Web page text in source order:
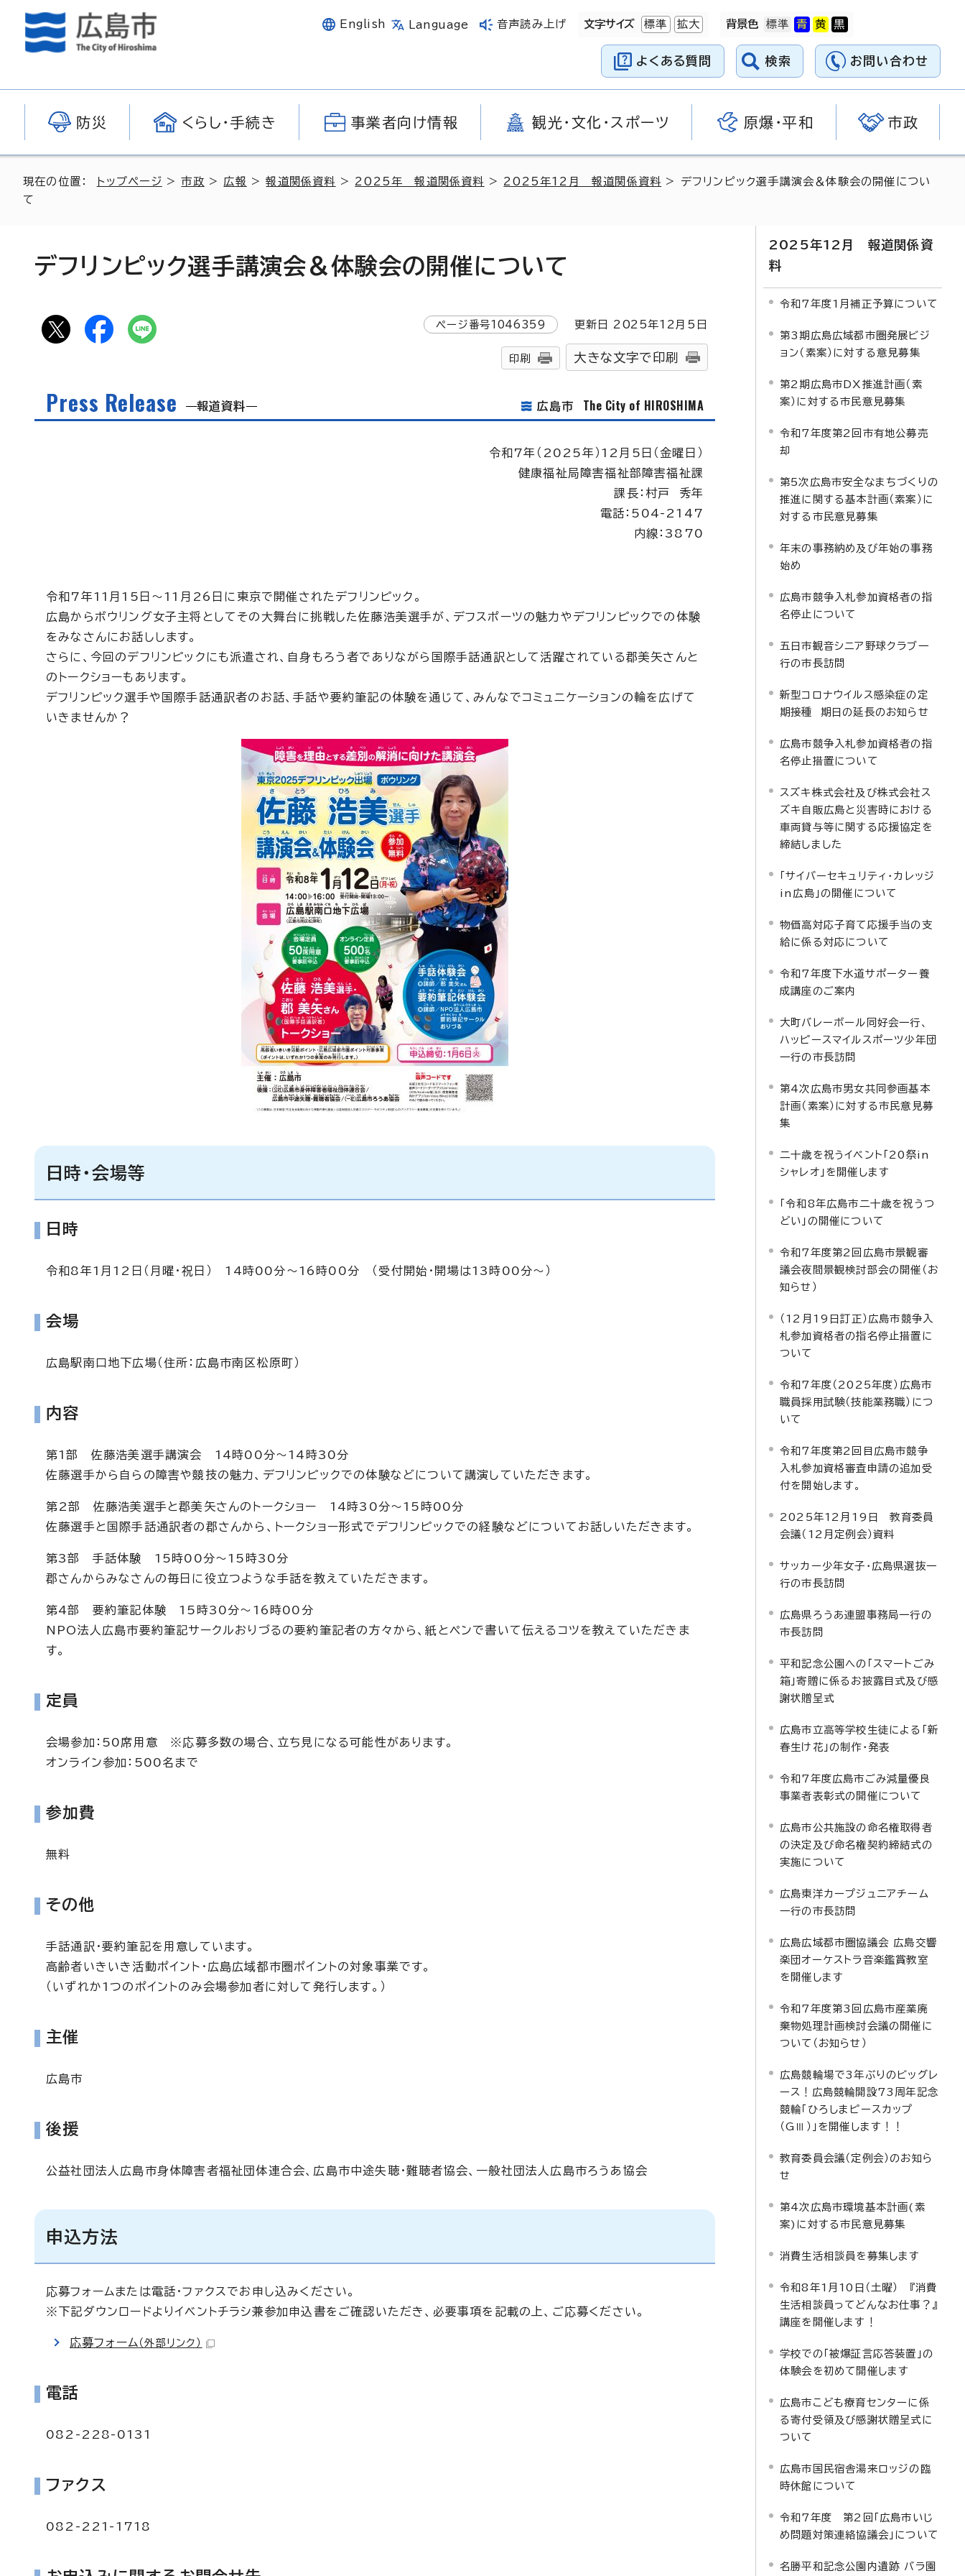
English Language 音声読み上げ 文字サイズ 標準 拡大 背景色
よくある質問 検索 お問い合わせ
防災 くらし・手続き 事業者向け情報 観光・文化・スポーツ 原爆・平和 市政
現在の位置： トップページ >市政 > 広報 >報道関係資料 > 2025年 報道関係資料 > 2025年12月 報道関係資料 > デフリンピック選手講演会＆体験会の開催につい
て
デフリンピック選手講演会＆体験会の開催について
ページ番号1046359 更新日 2025年12 月5日
印刷 大きな文字で印刷
Press Release 報道資料 広島市 The City of HIROSHIMA
令和7年（2025年）12月5日（金曜日）
健康福祉局障害福祉部障害福祉課
課長：村戸 秀年
電話：504-2147
内線：3870
令和7年11月15日～11月26日に東京で開催されたデフリンピック。
広島からボウリング女子主将としてその大舞台に挑戦した佐藤浩美選手が、デフスポーツの魅力やデフリンピックでの体験
をみなさんにお話しします。
さらに、今回のデフリンピックにも派遣され、自身もろう者でありながら国際手話通訳として活躍されている郡美矢さんと
のトークショーもあります。
デフリンピック選手や国際手話通訳者のお話、手話や要約筆記の体験を通じて、みんなでコミュニケーションの輪を広げて
いきませんか？
日時・会場等
日時
令和8年1月12日（月曜・祝日） 14時00分～16時00分 （受付開始・開場は13時00分～）
会場
広島駅南口地下広場（住所：広島市南区松原町）
内容
第1部 佐藤浩美選手講演会 14時00分～14時30分
佐藤選手から自らの障害や競技の魅力、デフリンピックでの体験などについて講演していただきます。
第2部 佐藤浩美選手と郡美矢さんのトークショー 14時30分～15時00分
佐藤選手と国際手話通訳者の郡さんから、トークショー形式でデフリンピックでの経験などについてお話しいただきます。
第3部 手話体験 15時00分～15時30分
郡さんからみなさんの毎日に役立つような手話を教えていただきます。
第4部 要約筆記体験 15時30分～16時00分
NPO法人広島市要約筆記サークルおりづるの要約筆記者の方々から、紙とペンで書いて伝えるコツを教えていただきま
す。
定員
会場参加：50席用意 ※応募多数の場合、立ち見になる可能性があります。
オンライン参加：500名まで
参加費
無料
その他
手話通訳・要約筆記を用意しています。
高齢者いきいき活動ポイント・広島広域都市圏ポイントの対象事業です。
（いずれか1つのポイントのみ会場参加者に対して発行します。）
主催
広島市
後援
公益社団法人広島市身体障害者福祉団体連合会、広島市中途失聴・難聴者協会、一般社団法人広島市ろうあ協会
申込方法
応募フォームまたは電話・ファクスでお申し込みください。
※下記ダウンロードよりイベントチラシ兼参加申込書をご確認いただき、必要事項を記載の上、ご応募ください。
応募フォーム （外部リンク）
電話
082-228-0131
ファクス
082-221-1718
2025年12月 報道関係資
料
令和7年度1月補正予算について
第3期広島広域都市圏発展ビジ
ョン（素案）に対する意見募集
第2期広島市DX推進計画（素
案）に対する市民意見募集
令和7年度第2回市有地公募売
却
第5次広島市安全なまちづくりの
推進に関する基本計画（素案）に
対する市民意見募集
年末の事務納め及び年始の事務
始め
広島市競争入札参加資格者の指
名停止について
五日市観音シニア野球クラブ一
行の市長訪問
新型コロナウイルス感染症の定
期接種 期日の延長のお知らせ
広島市競争入札参加資格者の指
名停止措置について
スズキ株式会社及び株式会社ス
ズキ自販広島と災害時における
車両貸与等に関する応援協定を
締結しました
「サイバーセキュリティ・カレッジ
in広島」の開催について
物価高対応子育て応援手当の支
給に係る対応について
令和7年度下水道サポーター養
成講座のご案内
大町バレーボール同好会一行、
ハッピースマイルスポーツ少年団
一行の市長訪問
第4次広島市男女共同参画基本
計画（素案）に対する市民意見募
集
二十歳を祝うイベント「20祭in
シャレオ」を開催します
「令和8年広島市二十歳を祝うつ
どい」の開催について
令和7年度第2回広島市景観審
議会夜間景観検討部会の開催（お
知らせ）
（12月19日訂正）広島市競争入
札参加資格者の指名停止措置に
ついて
令和7年度（2025年度）広島市
職員採用試験（技能業務職）につ
いて
令和7年度第2回目広島市競争
入札参加資格審査申請の追加受
付を開始します。
2025年12月19日 教育委員
会議（12月定例会）資料
サッカー少年女子・広島県選抜一
行の市長訪問
広島県ろうあ連盟事務局一行の
市長訪問
平和記念公園への「スマートごみ
箱」寄贈に係るお披露目式及び感
謝状贈呈式
広島市立高等学校生徒による「新
春生け花」の制作・発表
令和7年度広島市ごみ減量優良
事業者表彰式の開催について
広島市公共施設の命名権取得者
の決定及び命名権契約締結式の
実施について
広島東洋カープジュニアチーム
一行の市長訪問
広島広域都市圏協議会 広島交響
楽団オーケストラ音楽鑑賞教室
を開催します
令和7年度第3回広島市産業廃
棄物処理計画検討会議の開催に
ついて（お知らせ）
広島競輪場で3年ぶりのビッグレ
ース！広島競輪開設73周年記念
競輪「ひろしまピースカップ
（GⅢ）」を開催します！！
教育委員会議（定例会）のお知ら
せ
第4次広島市環境基本計画(素
案)に対する市民意見募集
消費生活相談員を募集します
令和8年1月10日（土曜） 『消費
生活相談員ってどんなお仕事？』
講座を開催します！
学校での「被爆証言応答装置」の
体験会を初めて開催します
広島市こども療育センターに係
る寄付受領及び感謝状贈呈式に
ついて
広島市国民宿舎湯来ロッジの臨
時休館について
令和7年度 第2回「広島市いじ
め問題対策連絡協議会」について
名勝平和記念公園内遺跡 バラ園